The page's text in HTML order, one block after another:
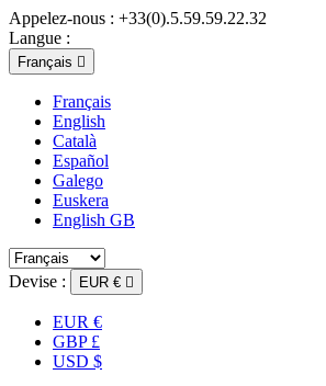
Appelez-nous : +33(0).5.59.59.22.32
Langue :
Français 
Français
English
Català
Español
Galego
Euskera
English GB
Devise : EUR € 
EUR €
GBP £
USD $